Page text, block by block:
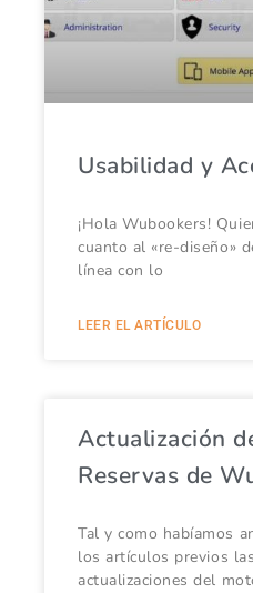
Usabilidad y
¡Hola Wubookers!
cuanto al «re-diseño»
línea con lo
LEER EL ARTÍCULO
Actualización
Reservas de
Tal y como habíamos
los artículos previos
actualizaciones del